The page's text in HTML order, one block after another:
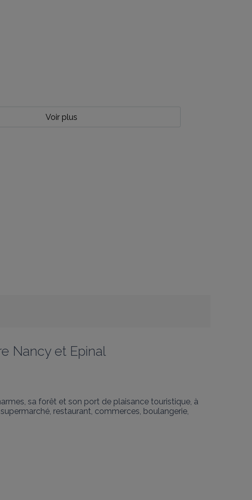
Voir plus
Nancy et Epinal
sa forêt et son port de plaisance touristique, à
restaurant, commerces, boulangerie,